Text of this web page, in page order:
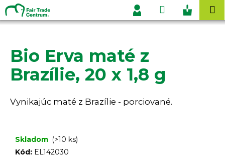
Prejsť
na
obsah
Hľadať
Prihlásenie
Bio Erva maté z
Brazílie, 20 x 1,8 g
Vynikajúc maté z Brazílie - porciované.
Skladom (>10 ks)
Kód: EL142030
K
o
Späť
Späť
Č
o
p
o
t
e
b